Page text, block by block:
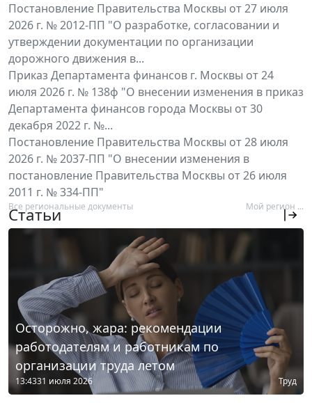
Постановление Правительства Москвы от 27 июля
2026 г. № 2012-ПП "О разработке, согласовании и
утверждении документации по организации
дорожного движения в...
Приказ Департамента финансов г. Москвы от 24
июля 2026 г. № 138ф "О внесении изменения в приказ
Департамента финансов города Москвы от 30
декабря 2022 г. №...
Постановление Правительства Москвы от 28 июля
2026 г. № 2037-ПП "О внесении изменения в
постановление Правительства Москвы от 26 июля
2011 г. № 334-ПП"
Все региональные документы Мой регион ...
Статьи
Осторожно, жара: рекомендации
работодателям и работникам по
организации труда летом
13:4331 июля 2026 Труд